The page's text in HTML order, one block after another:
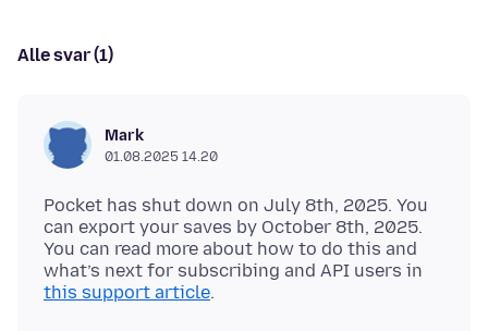
Alle svar (1)
Mark
01.08.2025 14.20
Pocket has shut down on July 8th, 2025. You
can export your saves by October 8th, 2025.
You can read more about how to do this and
what’s next for subscribing and API users in
this support article